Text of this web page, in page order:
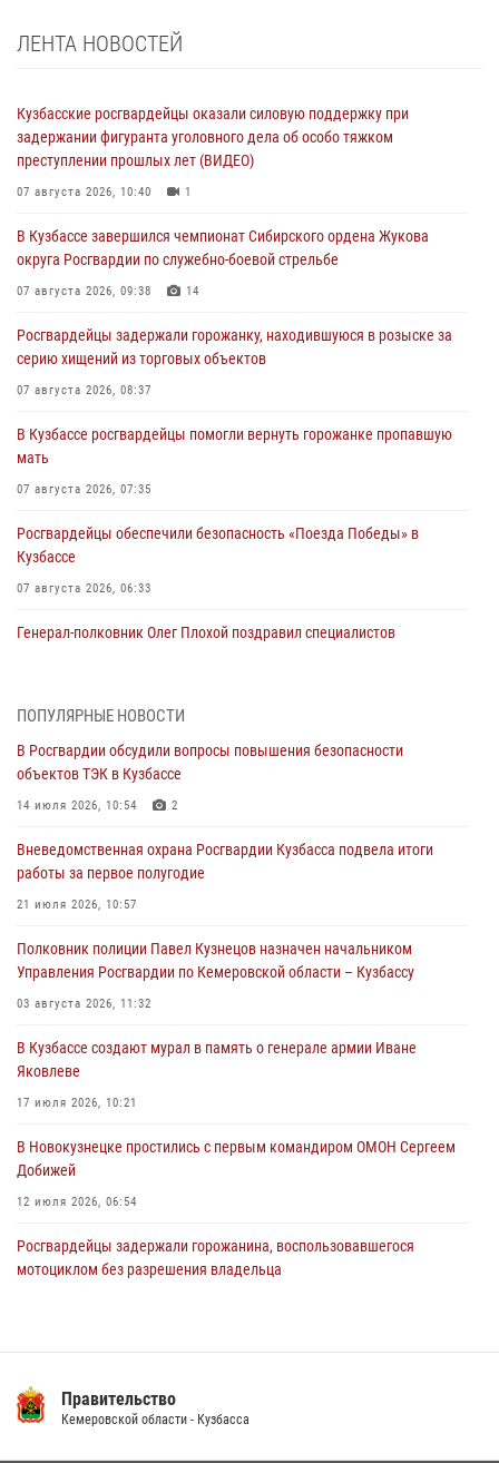
ЛЕНТА НОВОСТЕЙ
Кузбасские росгвардейцы оказали силовую поддержку при
задержании фигуранта уголовного дела об особо тяжком
преступлении прошлых лет (ВИДЕО)
07 августа 2026, 10:40 1
В Кузбассе завершился чемпионат Сибирского ордена Жукова
округа Росгвардии по служебно-боевой стрельбе
07 августа 2026, 09:38 14
Росгвардейцы задержали горожанку, находившуюся в розыске за
серию хищений из торговых объектов
07 августа 2026, 08:37
В Кузбассе росгвардейцы помогли вернуть горожанке пропавшую
мать
07 августа 2026, 07:35
Росгвардейцы обеспечили безопасность «Поезда Победы» в
Кузбассе
07 августа 2026, 06:33
Генерал-полковник Олег Плохой поздравил специалистов
07 августа 2026, 05:32
С 1 сентября 2026 года вступает в силу новый федеральный закон о
частной охранной деятельности
06 августа 2026, 10:19
Росгвардейцы задержали предполагаемого виновника причинения
ножевого ранения кемеровчанину
06 августа 2026, 09:18
Росгвардейцы задержали мужчину, повредившего имущество
горожанки
06 августа 2026, 08:17
Росгвардейцы пресекли противоправные действия и защитили
новокузнечанку от агрессивного знакомого
06 августа 2026, 07:16
ПОПУЛЯРНЫЕ НОВОСТИ
В Росгвардии обсудили вопросы повышения безопасности
объектов ТЭК в Кузбассе
14 июля 2026, 10:54 2
Вневедомственная охрана Росгвардии Кузбасса подвела итоги
работы за первое полугодие
21 июля 2026, 10:57
Полковник полиции Павел Кузнецов назначен начальником
Управления Росгвардии по Кемеровской области – Кузбассу
03 августа 2026, 11:32
В Кузбассе создают мурал в память о генерале армии Иване
Яковлеве
17 июля 2026, 10:21
В Новокузнецке простились с первым командиром ОМОН Сергеем
Добижей
12 июля 2026, 06:54
Росгвардейцы задержали горожанина, воспользовавшегося
мотоциклом без разрешения владельца
06 августа 2026, 10:19
Правительство
Кемеровской области - Кузбасса